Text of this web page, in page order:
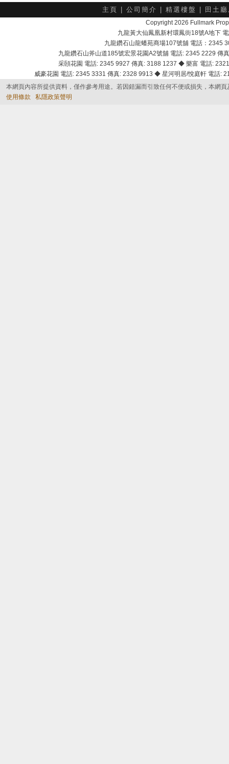
主頁 公司簡介 精選樓盤 田土
Copyright 2026 Fullmark
九龍黃大仙鳳凰新村環鳳街18號A地下
九龍鑽石山龍蟠苑商場107號舖 電話：2345
九龍鑽石山斧山道185號宏景花園A2號舖 電話: 2345 2229
采頣花園 電話: 2345 9927 傳真: 3188 1237 ◆ 樂富 電話:
威豪花園 電話: 2345 3331 傳真: 2328 9913 ◆ 星河明居/悅庭軒 電話
本網頁內容所提供資料，僅作參考用途。若因錯漏而引致任何不便或損失，本網
使用條款
私隱政策聲明